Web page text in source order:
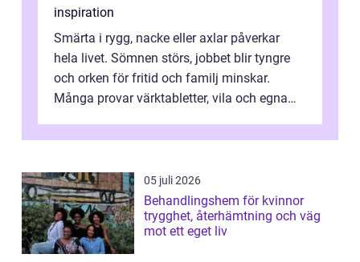
inspiration
Smärta i rygg, nacke eller axlar påverkar
hela livet. Sömnen störs, jobbet blir tyngre
och orken för fritid och familj minskar.
Många provar värktabletter, vila och egna
05 juli 2026
Behandlingshem för kvinnor
trygghet, återhämtning och väg
mot ett eget liv